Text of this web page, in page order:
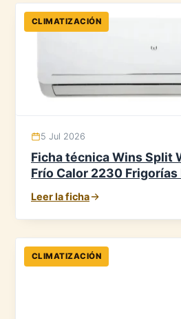
CLIMATIZACIÓN
5 Jul 2026
Ficha técnica Wins Split
Frío Calor 2230 Frigorías
Leer la ficha
CLIMATIZACIÓN